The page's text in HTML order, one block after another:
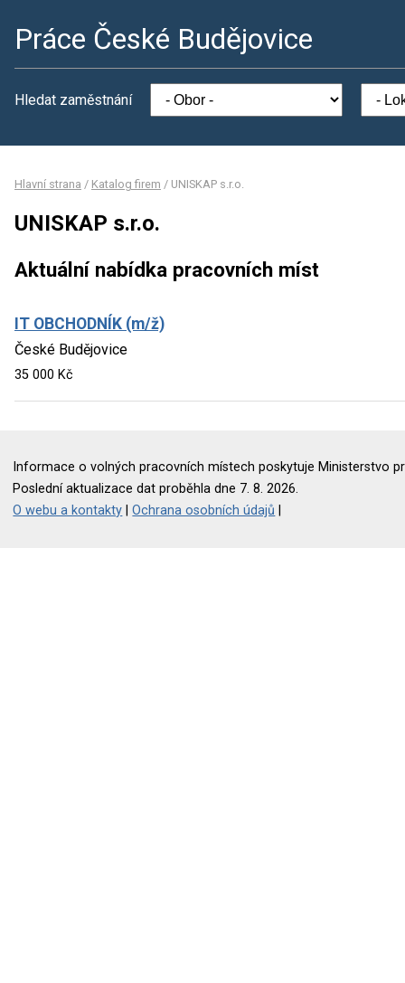
Práce České Budějovice
Hledat zaměstnání
Hlavní strana / Katalog firem / UNISKAP s.r.o.
UNISKAP s.r.o.
Aktuální nabídka pracovních míst
IT OBCHODNÍK (m/ž)
České Budějovice
35 000 Kč
Informace o volných pracovních místech poskytuje Ministerstvo
Poslední aktualizace dat proběhla dne 7. 8. 2026.
O webu a kontakty |Ochrana osobních údajů